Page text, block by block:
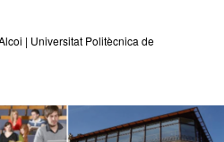
| Universitat Politècnica de